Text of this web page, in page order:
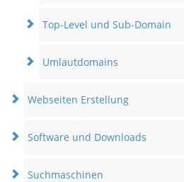
Top-Level und Sub-Domain
Umlautdomains
Webseiten Erstellung
Software und Downloads
Suchmaschinen